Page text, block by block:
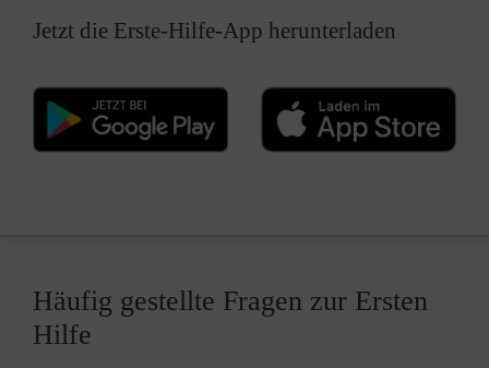
Jetzt die Erste-Hilfe-App herunterladen
Häufig gestellte Fragen zur Ersten
Hilfe